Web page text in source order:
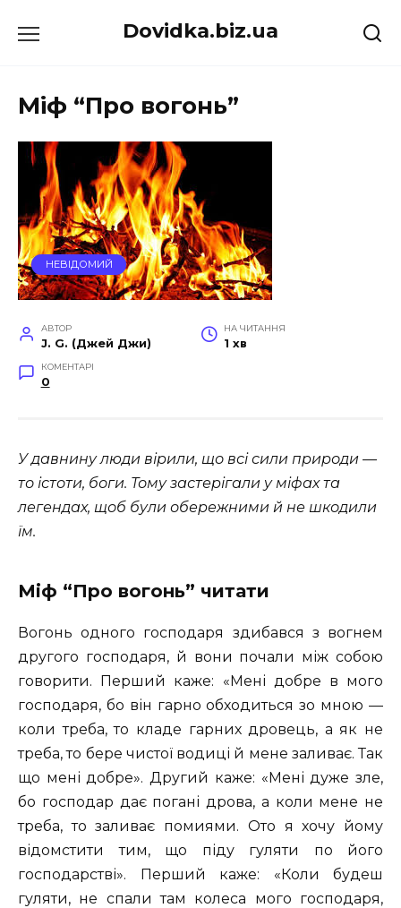
до
Dovidka.biz.ua
Міф “Про вогонь”
НЕВІДОМИЙ
АВТОР
J. G. (Джей Джи)
НА ЧИТАННЯ
1 хв
КОМЕНТАРІ
0
У давнину люди вірили, що всі сили природи —
то істоти, боги. Тому застерігали у міфах та
легендах, щоб були обережними й не шкодили
їм.
Міф “Про вогонь” читати
Вогонь одного господаря здибався з вогнем
другого господаря, й вони почали між собою
говорити. Перший каже: «Мені добре в мого
господаря, бо він гарно обходиться зо мною —
коли треба, то кладе гарних дровець, а як не
треба, то бере чистої водиці й мене заливає. Так
що мені добре». Другий каже: «Мені дуже зле,
бо господар дає погані дрова, а коли мене не
треба, то заливає помиями. Ото я хочу йому
відомстити тим, що піду гуляти по його
господарстві». Перший каже: «Коли будеш
гуляти, не спали там колеса мого господаря,